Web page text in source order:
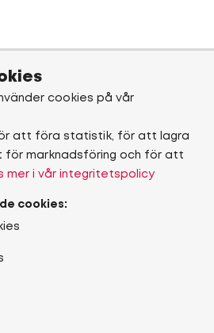
cookies på vår
att föra statistik, för att lagra
för marknadsföring och för att
mer i vår integritetspolicy
cookies: